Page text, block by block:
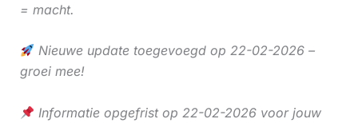
= macht.
Nieuwe update toegevoegd op 22-02-2026 –
groei mee!
Informatie opgefrist op 22-02-2026 voor jouw